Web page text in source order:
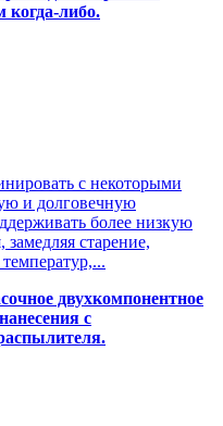
либо.
с некоторыми
и долговечную
более низкую
старение,
двухкомпонентное
с